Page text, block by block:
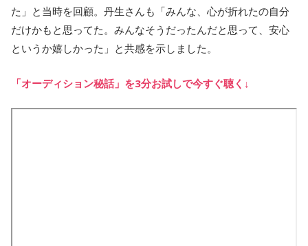
た」と当時を回顧。丹生さんも「みんな、心が折れたの自分
だけかもと思ってた。みんなそうだったんだと思って、安心
というか嬉しかった」と共感を示しました。
「オーディション秘話」を3分お試しで今すぐ聴く↓